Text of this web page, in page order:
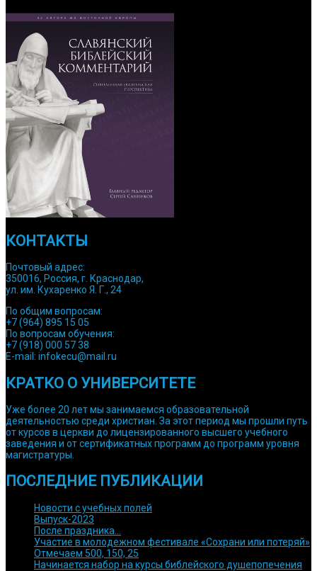
КОНТАКТЫ
Почтовый адрес:
350016, Россия, г. Краснодар,
ул. им. Кухаренко Я. Г., 24
По общим вопросам:
+7 (964) 895 15 05
По вопросам обучения:
+7 (918) 000 57 38
E-mail: infokecu@mail.ru
КРАТКО О УНИВЕРСИТЕТЕ
Уже более 20 лет мы занимаемся образовательной
деятельностью среди христиан. За этот период мы прошли путь
от курсов в церкви до лицензированного высшего учебного
заведения и от сертификатных программ до программ уровня
магистратуры.
ПОСЛЕДНИЕ ПУБЛИКАЦИИ
Новости с учебных полей
Выпуск-2023
После праздника…
Участие в молодежном фестивале «Сохрани или потеряй»
Отмечаем 500, 150, 25
Начинается набор на курсы библейского душепопечения